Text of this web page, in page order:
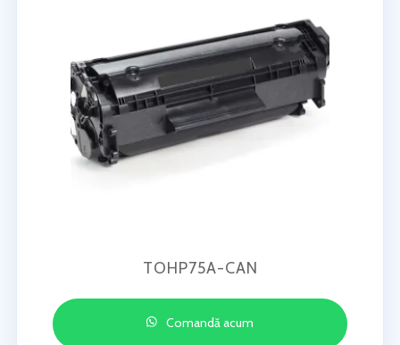
TOHP75A-CAN
Comandă acum